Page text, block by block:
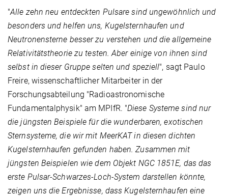
"Alle zehn neu entdeckten Pulsare sind ungewöhnlich und
besonders und helfen uns, Kugelsternhaufen und
Neutronensterne besser zu verstehen und die allgemeine
Relativitätstheorie zu testen. Aber einige von ihnen sind
selbst in dieser Gruppe selten und speziell", sagt Paulo
Freire, wissenschaftlicher Mitarbeiter in der
Forschungsabteilung "Radioastronomische
Fundamentalphysik" am MPIfR. "Diese Systeme sind nur
die jüngsten Beispiele für die wunderbaren, exotischen
Sternsysteme, die wir mit MeerKAT in diesen dichten
Kugelsternhaufen gefunden haben. Zusammen mit
jüngsten Beispielen wie dem Objekt NGC 1851E, das das
erste Pulsar-Schwarzes-Loch-System darstellen könnte,
zeigen uns die Ergebnisse, dass Kugelsternhaufen eine